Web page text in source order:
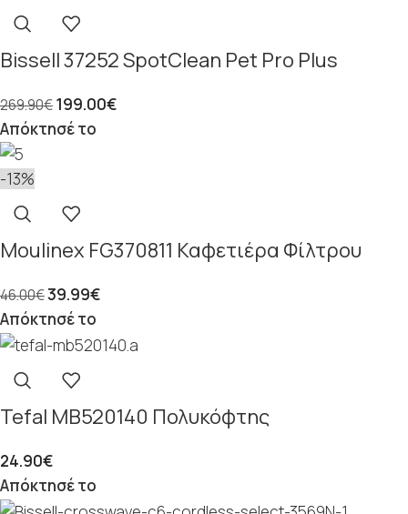
Bissell 37252 SpotClean Pet Pro Plus
269.90€199.00€
Απόκτησέ το
-13%
Moulinex FG370811 Καφετιέρα Φίλτρου
46.00€39.99€
Απόκτησέ το
Tefal MB520140 Πολυκόφτης
24.90€
Απόκτησέ το